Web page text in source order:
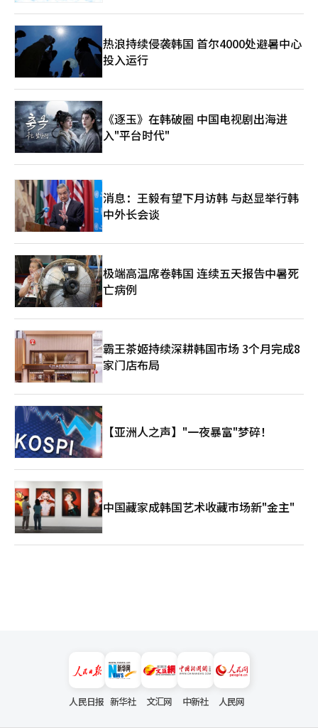
者。在全球老龄化和肥胖增加的趋势下，持续实现稳定增长。生物
产业有可能成为未来经济的核心支柱。最终，全球市值前20大企业
的变化不仅仅是股市的波动。这是人类文明权力转移的地图。过
去，石油和金融推动了全球经济。然而现在，AI、半导体、数据和
生物技术正在决定未来。在这一中心，韩国的半导体产业占据重要
位置。三星电子和SK海力士的崛起不仅是企业成长的体现，更是
中技术霸权竞争愈演愈烈，围绕台湾的地缘政治紧张局势也在加
剧。AI产业的发展速度超乎想象。然而，危机总是伴随着机遇。韩
国虽然是资源匮乏的国家，但凭借技术、教育和制造能力，在全球
工业史上实现了奇迹般的增长。如今，韩国再次迎来了在AI时代跃
升的机会。如果能够将内存半导体、先进制造、电池和生物产业结
德经》中有云：“天下难事，必作于易。”今天的半导体竞争并非
一朝一夕之功，而是数十年来在实验室、工厂和生产线中默默积累
的技术和人才的结果。全球资本市场正在选择新的文明中心，而韩
国的半导体产业正处于这一巨大潮流的中心。
收购后也面临不少挑战。家乐福快递在长期重生程序中，核心人员
流失和销售能力下降。由于工会影响力较强，人员调整和组织稳定
过程中可能会面临较大协调压力。此外，NS购物还需面对与已在
SSM市场占据优势的竞争对手如易买得和GS Fresh的激烈市场份额
竞争。 业界人士表示，“此次交易是家乐福为了生存而出售优质
资产，NS购物则急需获得线下食品零售网络的结果。”他指
出，“家乐福当前的首要任务是渡过流动性危机，而NS购物则需
利用线下据点强化食品竞争力。”※ 本报道经人工智能（AI）系统
翻译与编辑。
热浪持续侵袭韩国 首尔4000处避暑中心
投入运行
《逐玉》在韩破圈 中国电视剧出海进
入"平台时代"
消息：王毅有望下月访韩 与赵显举行韩
中外长会谈
极端高温席卷韩国 连续五天报告中暑死
亡病例
霸王茶姬持续深耕韩国市场 3个月完成8
家门店布局
【亚洲人之声】"一夜暴富"梦碎！
中国藏家成韩国艺术收藏市场新"金主"
人民日报 新华社 文汇网 中新社 人民网